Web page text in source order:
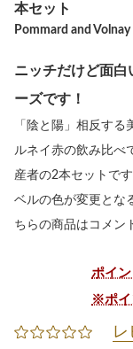
本セット
Pommard and
ニッチだけど面白
ーズです！
「陰と陽」相反す
ルネイ赤の飲み比べ
産者の2本セットで
ベルの色が変更とな
ちらの商品はコメン
ポイ
※ポイ